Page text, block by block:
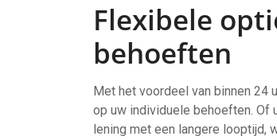
Flexibele
behoeften
Met het voordeel van binnen
op uw individuele behoeften. Of
lening met een langere looptijd,